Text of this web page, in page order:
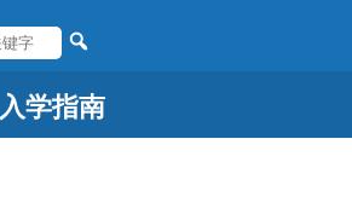
入学指南